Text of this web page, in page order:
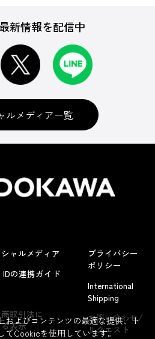
よくあるお問い合わせ
新情報を配信中
ルメディア一覧
ャルメディア
IDの連携ガイド
取引法に
表示
プライバシー
ポリシー
International
Shipping
お問い合わせ/
リクエスト
およびコンテンツの最適な提供、ト
てCookieを使用しています。